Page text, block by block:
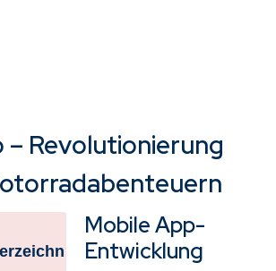
– Revolutionierung
Mobile App-
Entwicklung